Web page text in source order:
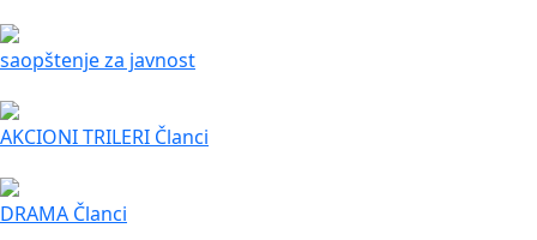
saopštenje za javnost
AKCIONI TRILERI Članci
DRAMA Članci